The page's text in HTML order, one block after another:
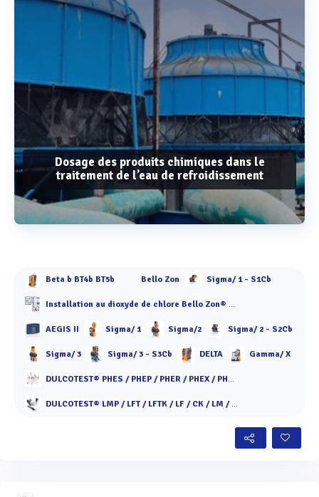
Dosage des produits chimiques dans le
traitement de l’eau de refroidissement
Voir plus
Beta b BT4b BT5b Bello Zon Sigma/ 1 - S1Cb
Installation au dioxyde de chlore Bello Zon® CDKc
AEGIS II Sigma/ 1 Sigma/2 Sigma/ 2 - S2Cb
Sigma/ 3 Sigma/ 3 - S3Cb DELTA Gamma/ X
DULCOTEST® PHES / PHEP / PHER / PHEX / PHED / PHEF / PHEN / PHEK
DULCOTEST® LMP / LFT / LFTK / LF / CK / LM / ICT